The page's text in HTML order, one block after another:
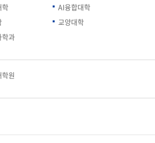
학
AI융합대학
교양대학
학과
원